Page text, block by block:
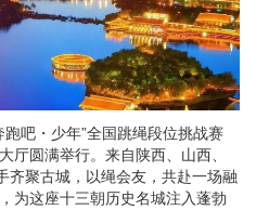
吧・少年”全国跳绳段位挑战赛
厅圆满举行。来自陕西、山西、
齐聚古城，以绳会友，共赴一场融
为这座十三朝历史名城注入蓬勃